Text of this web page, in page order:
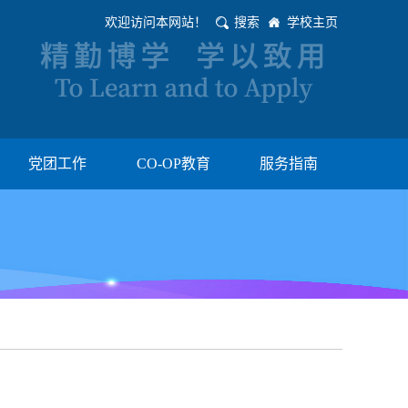
欢迎访问本网站！ 搜索 学校主页
党团工作 CO-OP教育 服务指南